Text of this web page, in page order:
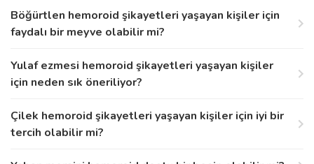
Böğürtlen hemoroid şikayetleri yaşayan kişiler için
faydalı bir meyve olabilir mi?
Yulaf ezmesi hemoroid şikayetleri yaşayan kişiler
için neden sık öneriliyor?
Çilek hemoroid şikayetleri yaşayan kişiler için iyi bir
tercih olabilir mi?